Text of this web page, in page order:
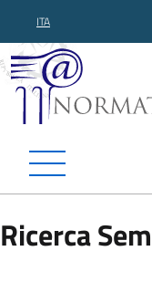
ITA
Ricerca